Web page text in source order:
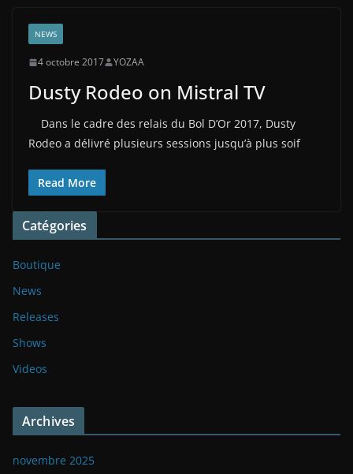
NEWS
4 octobre 2017 YOZAA
Dusty Rodeo on Mistral TV
Dans le cadre des relais du Bol D’Or 2017, Dusty
Rodeo a délivré plusieurs sessions jusqu’à plus soif
Read More
Catégories
Boutique
News
Releases
Shows
Videos
Archives
novembre 2025